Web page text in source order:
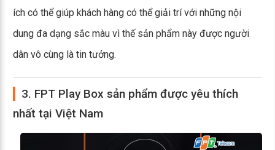
ích có thể giúp khách hàng có thể giải trí với những nội
dung đa dạng sắc màu vì thế sản phẩm này được người
dân vô cùng là tin tưởng.
3. FPT Play Box sản phẩm được yêu thích
nhất tại Việt Nam